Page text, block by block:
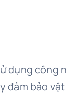
dụng
bảo